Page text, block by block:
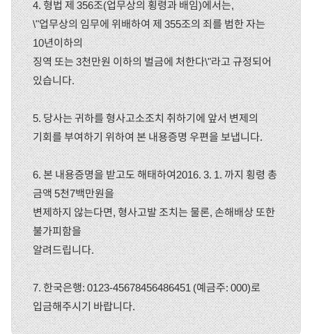
4. 형법 제 356조(업무상의 횡령과 배임)에서는,
\"업무상의 임무에 위배하여 제 355조의 죄를 범한 자는
10년이하의
징역 또는 3천만원 이하의 벌금에 처한다\"라고 규정되어
있습니다.
5. 당사는 귀하를 형사고소조치 취하기에 앞서 변제의
기회를 부여하기 위하여 본 내용증명 우편을 보냅니다.
6. 본 내용증명을 받고도 해태하여2016. 3. 1. 까지 횡령 총
금액 5천7백만원을
변제하지 않는다면, 형사고발 조치는 물론, 손해배상 또한
불가피함을
알려드립니다.
7. 한국은행: 0123-45678456486451 (예금주: 000)로
입금해주시기 바랍니다.